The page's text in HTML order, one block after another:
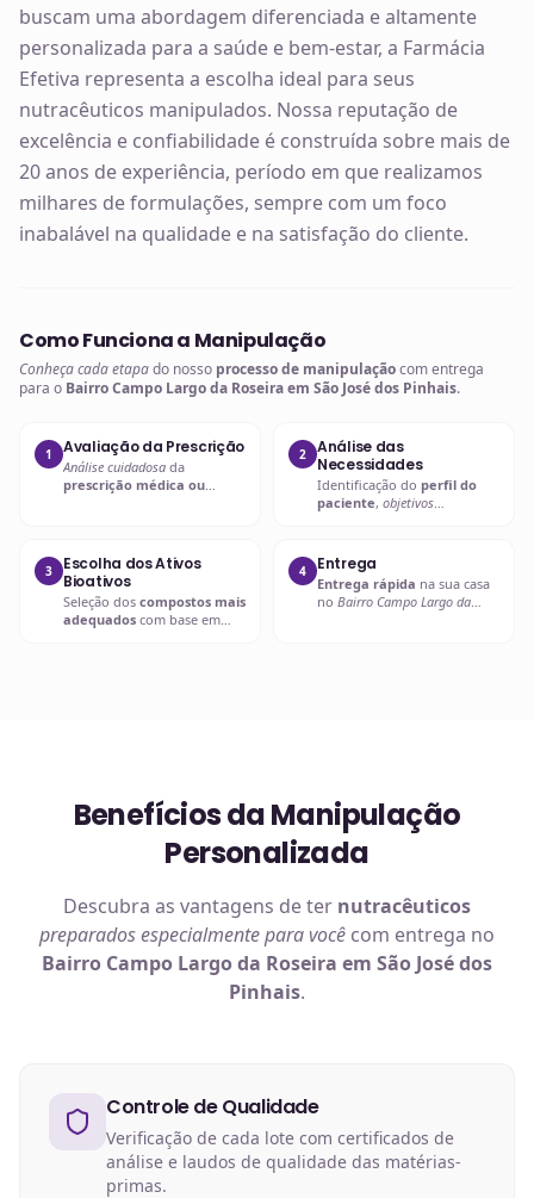
buscam uma abordagem diferenciada e altamente
personalizada para a saúde e bem-estar, a Farmácia
Efetiva representa a escolha ideal para seus
nutracêuticos manipulados. Nossa reputação de
excelência e confiabilidade é construída sobre mais de
20 anos de experiência, período em que realizamos
milhares de formulações, sempre com um foco
inabalável na qualidade e na satisfação do cliente.
Como Funciona a Manipulação
Conheça cada etapado nosso processo de manipulaçãocom entrega
para o Bairro Campo Largo da Roseira em São José dos Pinhais.
1 Avaliação da Prescrição
Análise cuidadosa da
prescrição médica ou
2
Análise das
Necessidades
Identificação do perfil do
paciente, objetivos
3
Escolha dos Ativos
Bioativos
Seleção dos compostos mais
adequados com base em
4 Entrega
Entrega rápida na sua casa
no Bairro Campo Largo da
Benefícios da Manipulação
Personalizada
Descubra as vantagens de ter nutracêuticos
preparados especialmente para você com entrega no
Bairro Campo Largo da Roseira em São José dos
Pinhais.
Controle de Qualidade
Verificação de cada lote com certificados de
análise e laudos de qualidade das matérias-
primas.